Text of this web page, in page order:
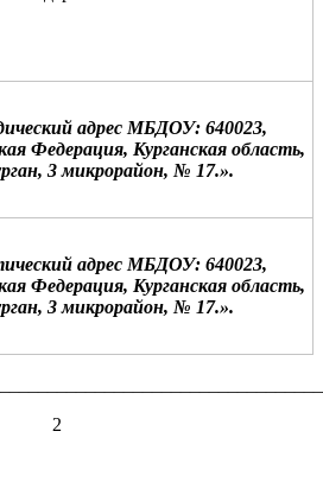
адрес МБДОУ: 640023,
Федерация, Курганская область,
3 микрорайон, № 17.».
адрес МБДОУ: 640023,
Федерация, Курганская область,
3 микрорайон, № 17.».
2